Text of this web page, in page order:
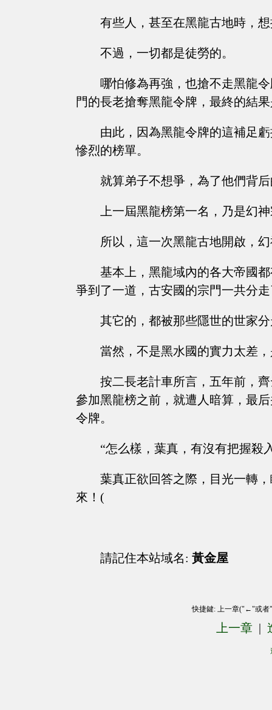
有些人，甚至在黑龍古地時，
不過，一切都是徒勞的。
哪怕修為再強，也搶不走黑龍
門的長老搶奪黑龍令牌，最終的結
由此，因為黑龍令牌的這補足
慘烈的榜單。
就算弟子不想爭，為了他們背
上一屆黑龍榜第一名，乃是幻
所以，這一次黑龍古地開啟，
基本上，黑龍域內的各大帝國
爭到了一道，古安國的宗門一共分
其它的，都被那些隱世的世家
當然，不是黑水國的實力太差
按二長老計車所言，五年前，
參加黑龍榜之前，就遭人暗算，最
令牌。
“怎么樣，葉真，有沒有把握殺
葉真正欲回答之際，目光一轉
來！(
請記住本站域名: 黃金屋
快捷鍵: 上一章("←"或
上一章 |